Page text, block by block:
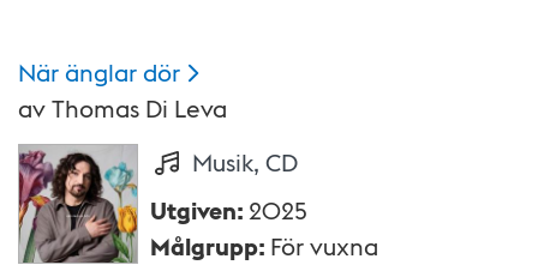
När änglardör
avThomas Di Leva
Musik, CD
Utgiven: 2025
Målgrupp: För vuxna